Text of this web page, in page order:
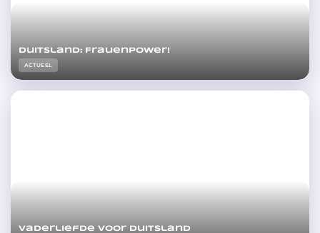
Duitsland: Frauenpower!
ACTUEEL
Vaderliefde voor Duitsland